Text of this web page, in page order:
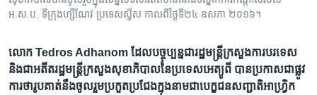
ទំព័រ​
ភាសា
អ.ស.ប. ទីក្រុង​ហ្សឺណែវ ប្រទេស​ស្វីស​​ កាល​ពី​ថ្ងៃទី​២៤ ឧសភា​ ២០១៦។
លោក Tedros Adhanom ដែល​បច្ចុប្បន្ន​ជា​រដ្ឋ​មន្រ្តី​ក្រសួង​ការ​បរទេស​
និង​ជា​អតី​ត​​រដ្ឋ​មន្រ្តី​ក្រសួង​សុខាភិបាល​នៃ​ប្រទេស​អេត្យូពី​​ បាន​ប្រកាស​ជា​ផ្លូវ​
ការ​ថា​រូប​គាត់នឹ​ង​ចូល​រួម​ប្រ​កួត​ប្រជែង​ក្នុង​នាម​ជា​បេក្ខជន​សញ្ជាតិ​អាហ្រ្វិក​